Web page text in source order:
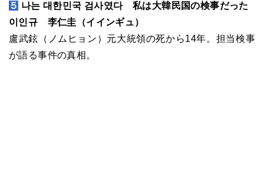
５ 나는 대한민국 검사였다 私は大韓民国の検事だった
이인규 李仁圭（イインギュ）
盧武鉉（ノムヒョン）元大統領の死から14年。担当検事
が語る事件の真相。